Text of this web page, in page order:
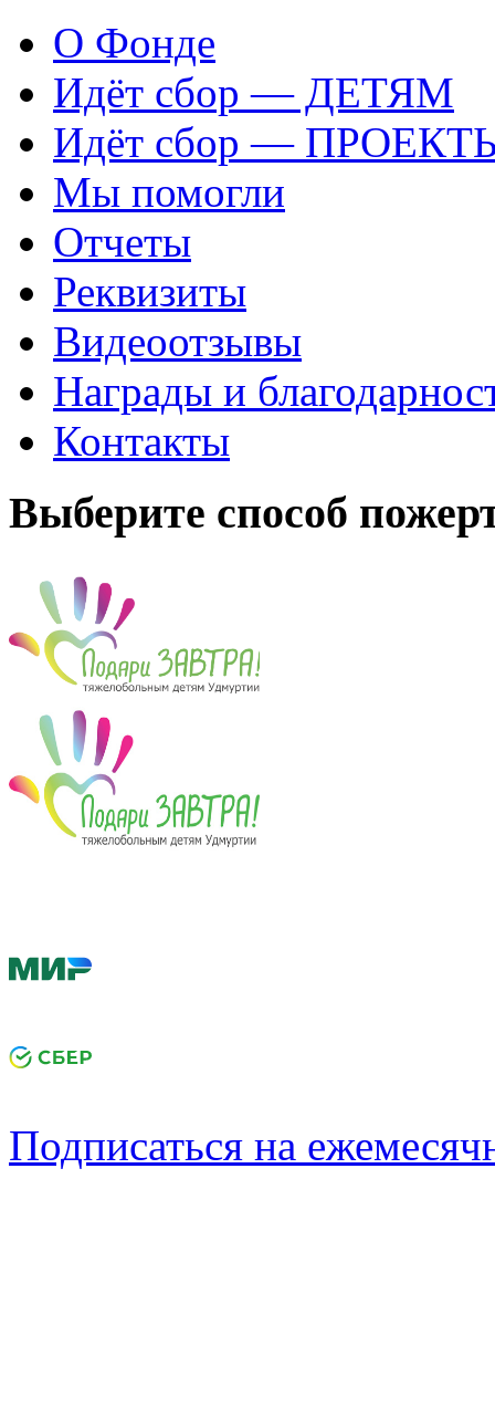
О Фонде
Идёт сбор — ДЕТЯМ
Идёт сбор —
Мы помогли
Отчеты
Реквизиты
Видеоотзывы
Награды и
Контакты
Выберите способ
Подписаться на